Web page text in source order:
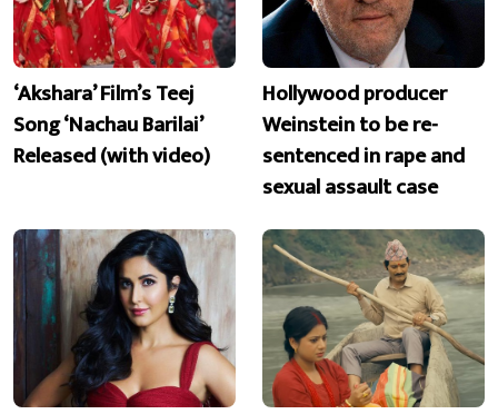
‘Akshara’ Film’s Teej
Song ‘Nachau Barilai’
Released (with video)
Hollywood producer
Weinstein to be re-
sentenced in rape and
sexual assault case